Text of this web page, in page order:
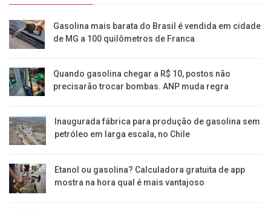
Gasolina mais barata do Brasil é vendida em cidade
de MG a 100 quilômetros de Franca
Quando gasolina chegar a R$ 10, postos não
precisarão trocar bombas. ANP muda regra
Inaugurada fábrica para produção de gasolina sem
petróleo em larga escala, no Chile
Etanol ou gasolina? Calculadora gratuita de app
mostra na hora qual é mais vantajoso